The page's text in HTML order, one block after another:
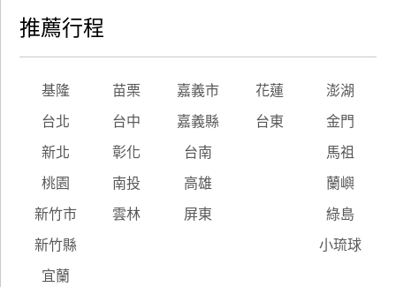
推薦行程
基隆 苗栗 嘉義市 花蓮 澎湖
台北 台中 嘉義縣 台東 金門
新北 彰化 台南 馬祖
桃園 南投 高雄 蘭嶼
新竹市 雲林 屏東 綠島
新竹縣 小琉球
宜蘭